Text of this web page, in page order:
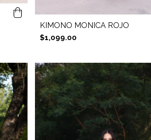
KIMONO MONICA ROJO
$1,099.00